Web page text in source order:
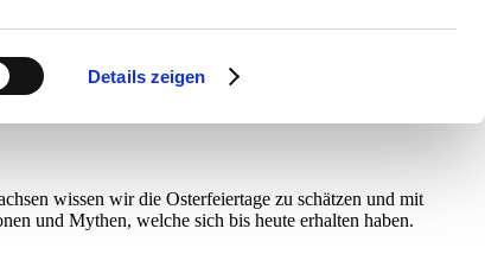
Details zeigen
wissen wir die Osterfeiertage zu schätzen und mit
und Mythen, welche sich bis heute erhalten haben.